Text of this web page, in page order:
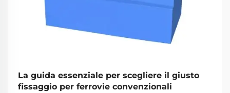
La guida essenziale per scegliere il giusto
fissaggio per ferrovie convenzionali